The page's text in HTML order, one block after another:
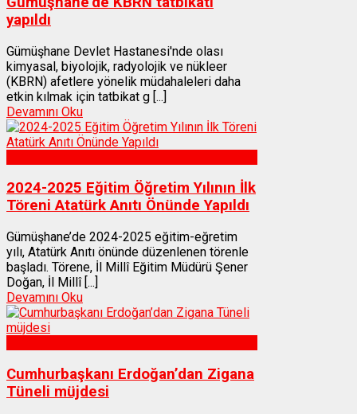
yapıldı
Gümüşhane Devlet Hastanesi'nde olası
kimyasal, biyolojik, radyolojik ve nükleer
(KBRN) afetlere yönelik müdahaleleri daha
etkin kılmak için tatbikat g [...]
Devamını Oku
2024-2025 Eğitim Öğretim Yılının İlk
Töreni Atatürk Anıtı Önünde Yapıldı
Gümüşhane’de 2024-2025 eğitim-eğretim
yılı, Atatürk Anıtı önünde düzenlenen törenle
başladı. Törene, İl Millî Eğitim Müdürü Şener
Doğan, İl Millî [...]
Devamını Oku
Cumhurbaşkanı Erdoğan’dan Zigana
Tüneli müjdesi